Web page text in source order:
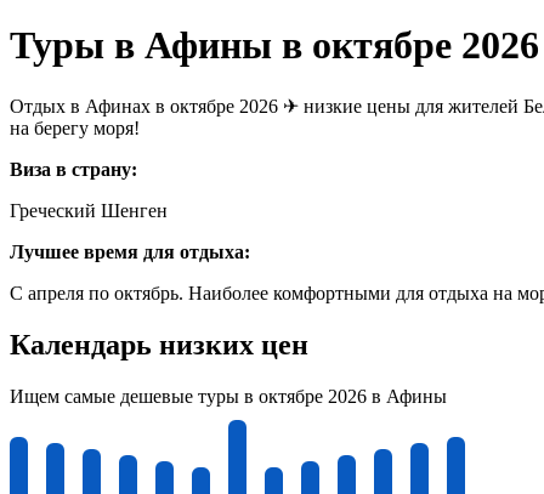
Туры в Афины в октябре 2026
Отдых в Афинах в октябре 2026 ✈ низкие цены для жителей
на берегу моря!
Виза в страну:
Греческий Шенген
Лучшее время для отдыха:
С апреля по октябрь. Наиболее комфортными для отдыха на
Календарь низких цен
Ищем самые дешевые туры в октябре 2026 в Афины